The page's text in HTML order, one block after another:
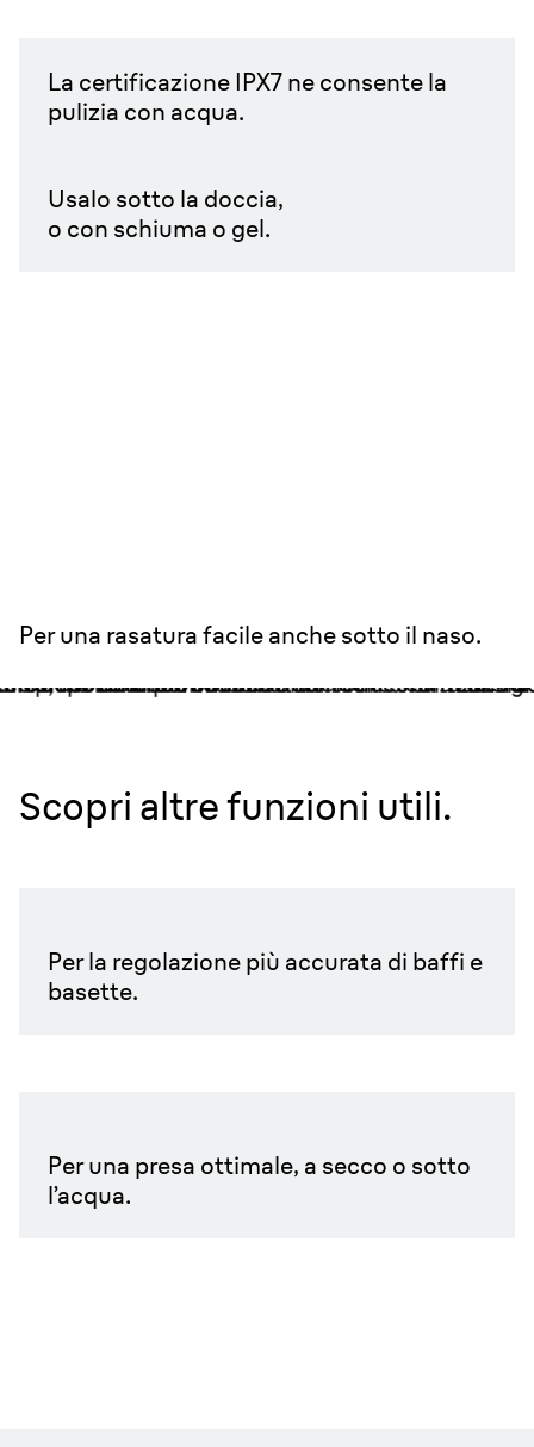
La certificazione IPX7 ne consente la
pulizia con acqua.
Usalo sotto la doccia,
o con schiuma o gel.
Per una rasatura facile anche sotto il naso.
Scopri altre funzioni utili.
Per la regolazione più accurata di baffi e
basette.
Per una presa ottimale, a secco o sotto
l’acqua.